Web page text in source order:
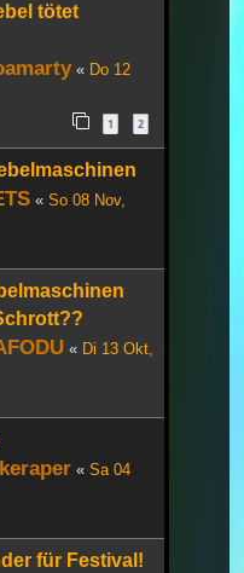
tötet
« Do 12
1 2
« So 08 Nov,
« Di 13 Okt,
« Sa 04
für Festival!